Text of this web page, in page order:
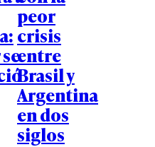
peor
crisis
entre
Brasil y
Argentina
en dos
siglos